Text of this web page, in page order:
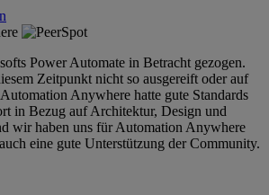
Power Automate in Betracht gezogen.
Zeitpunkt nicht so ausgereift oder auf
Anywhere hatte gute Standards
in Bezug auf Architektur, Design und
wir haben uns für Automation Anywhere
eine gute Unterstützung der Community.